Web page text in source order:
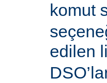
komut
edilen